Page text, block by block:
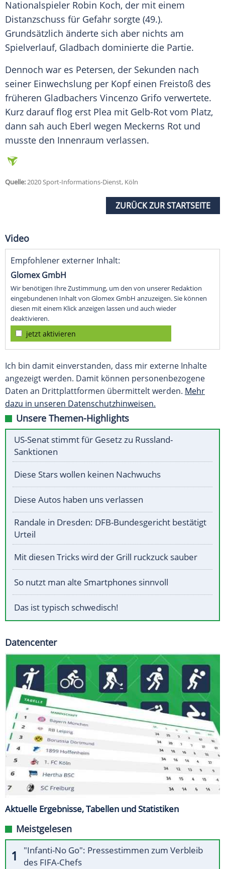
Nationalspieler Robin Koch, der mit einem
Distanzschuss für Gefahr sorgte (49.).
Grundsätzlich änderte sich aber nichts am
Spielverlauf, Gladbach dominierte die Partie.
Dennoch war es Petersen, der Sekunden nach
seiner Einwechslung per Kopf einen Freistoß des
früheren Gladbachers Vincenzo Grifo verwertete.
Kurz darauf flog erst Plea mit Gelb-Rot vom Platz,
dann sah auch Eberl wegen Meckerns Rot und
musste den Innenraum verlassen.
Quelle:2020 Sport-Informations-Dienst, Köln
ZURÜCK ZUR STARTSEITE
Video
Empfohlener externer Inhalt:
Glomex GmbH
Wir benötigen Ihre Zustimmung, um den von unserer Redaktion
eingebundenen Inhalt von Glomex GmbH anzuzeigen. Sie können
diesen mit einem Klick anzeigen lassen und auch wieder
deaktivieren.
jetzt aktivieren
Ich bin damit einverstanden, dass mir externe Inhalte
angezeigt werden. Damit können personenbezogene
Daten an Drittplattformen übermittelt werden. Mehr
dazu in unseren Datenschutzhinweisen.
Unsere Themen-Highlights
US-Senat stimmt für Gesetz zu Russland-
Sanktionen
Diese Stars wollen keinen Nachwuchs
Diese Autos haben uns verlassen
Randale in Dresden: DFB-Bundesgericht bestätigt
Urteil
Mit diesen Tricks wird der Grill ruckzuck sauber
So nutzt man alte Smartphones sinnvoll
Das ist typisch schwedisch!
Datencenter
Aktuelle Ergebnisse, Tabellen und Statistiken
Meistgelesen
"Infanti-No Go": Pressestimmen zum Verbleib
des FIFA-Chefs